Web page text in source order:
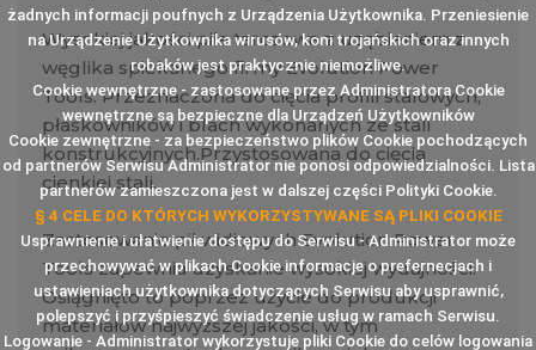
Wysokiej jakości piła tarczowa z uzębieniem z
węglika spiekanego firmy Evolution Power
Tools. Przeznaczona do cięcia profili stalowych,
płaskowników i blach wykonanych ze stali
konstrukcyjnych.Przystosowana do cięcia
cienkiej stali.
Zastosowanie pił widiowych Evolution Power
Tools zapewnia uzyskanie wysokiej wydajności.
Osiągnięto to poprzez użycie do produkcji
materiałów najwyższej jakości, w tym
żadnych informacji poufnych z Urządzenia Użytkownika. Przeniesienie
na Urządzenie Użytkownika wirusów, koni trojańskich oraz innych
robaków jest praktycznie niemożliwe.
Cookie wewnętrzne - zastosowane przez Administratora Cookie
wewnętrzne są bezpieczne dla Urządzeń Użytkowników
Cookie zewnętrzne - za bezpieczeństwo plików Cookie pochodzących
od partnerów Serwisu Administrator nie ponosi odpowiedzialności. Lista
partnerów zamieszczona jest w dalszej części Polityki Cookie.
§ 4 CELE DO KTÓRYCH WYKORZYSTYWANE SĄ PLIKI COOKIE
Usprawnienie i ułatwienie dostępu do Serwisu - Administrator może
przechowywać w plikach Cookie informacje o prefernecjach i
ustawieniach użytkownika dotyczących Serwisu aby usprawnić,
polepszyć i przyśpieszyć świadczenie usług w ramach Serwisu.
Logowanie - Administrator wykorzystuje pliki Cookie do celów logowania